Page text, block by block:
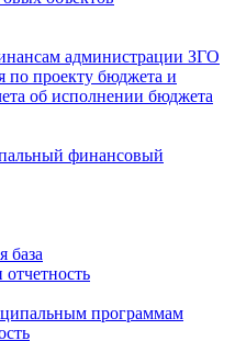
администрации ЗГО
проекту бюджета и
об исполнении бюджета
финансовый
база
отчетность
программам